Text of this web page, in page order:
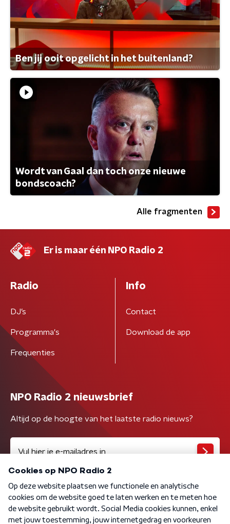
Ben jij ooit opgelicht in het buitenland?
Wordt van Gaal dan toch onze nieuwe
bondscoach?
Alle fragmenten
Er is maar één NPO Radio 2
Radio
DJ’s
Programma's
Frequenties
Info
Contact
Download de app
NPO Radio 2 nieuwsbrief
Altijd op de hoogte van het laatste radio nieuws?
Algemene voorwaarden